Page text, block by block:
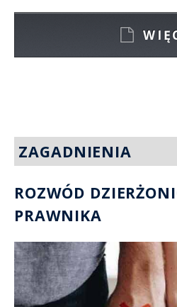
ZAGADNIENIA
ROZWÓD
PRAWNIKA